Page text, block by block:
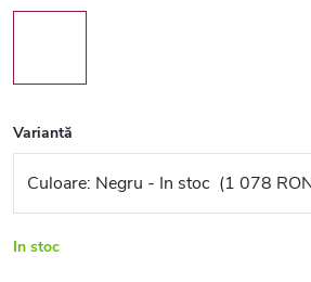
Variantă
In stoc